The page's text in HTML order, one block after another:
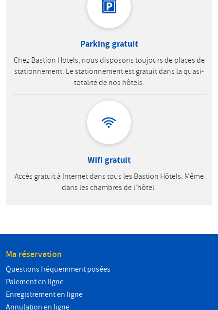
Parking gratuit
Chez Bastion Hotels, nous disposons toujours de places de
stationnement. Le stationnement est gratuit dans la quasi-
totalité de nos hôtels.
Wifi gratuit
Accès gratuit à Internet dans tous les Bastion Hôtels. Même
dans les chambres de l’hôtel.
Ma réservation
Questions fréquemment posées
Paiement en ligne
Enregistrement en ligne
Annulation en ligne